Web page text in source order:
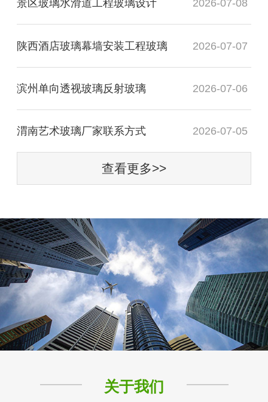
景区玻璃水滑道工程玻璃设计 2026-07-08
陕西酒店玻璃幕墙安装工程玻璃 2026-07-07
滨州单向透视玻璃反射玻璃 2026-07-06
渭南艺术玻璃厂家联系方式 2026-07-05
查看更多>>
关于我们